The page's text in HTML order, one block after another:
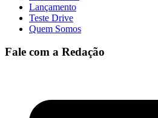
Lançamento
Teste Drive
Quem Somos
Fale com a Redação